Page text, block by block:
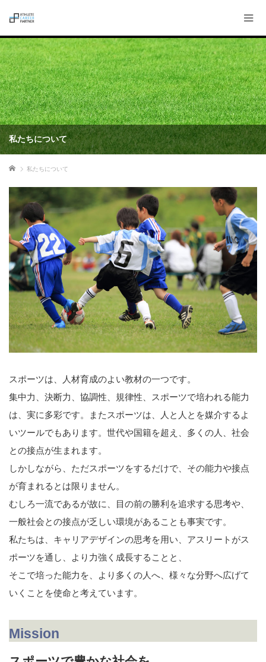
私たちについて
ホーム 私たちについて
スポーツは、人材育成のよい教材の一つです。
集中力、決断力、協調性、規律性、スポーツで培われる能力
は、実に多彩です。またスポーツは、人と人とを媒介するよ
いツールでもあります。世代や国籍を超え、多くの人、社会
との接点が生まれます。
しかしながら、ただスポーツをするだけで、その能力や接点
が育まれるとは限りません。
むしろ一流であるが故に、目の前の勝利を追求する思考や、
一般社会との接点が乏しい環境があることも事実です。
私たちは、キャリアデザインの思考を用い、アスリートがス
ポーツを通し、より力強く成長することと、
そこで培った能力を、より多くの人へ、様々な分野へ広げて
いくことを使命と考えています。
Mission